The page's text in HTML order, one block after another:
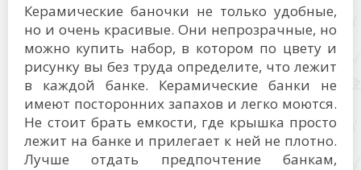
Керамические баночки не только удобные,
но и очень красивые. Они непрозрачные, но
можно купить набор, в котором по цвету и
рисунку вы без труда определите, что лежит
в каждой банке. Керамические банки не
имеют посторонних запахов и легко моются.
Не стоит брать емкости, где крышка просто
лежит на банке и прилегает к ней не плотно.
Лучше отдать предпочтение банкам,